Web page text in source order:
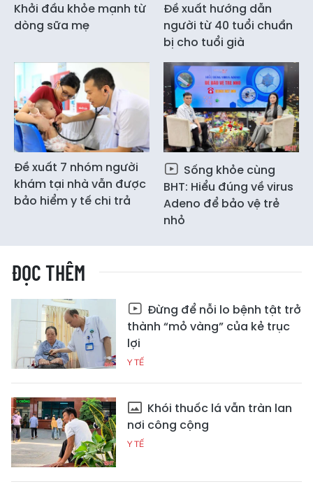
Khởi đầu khỏe mạnh từ
dòng sữa mẹ
Đề xuất hướng dẫn
người từ 40 tuổi chuẩn
bị cho tuổi già
Đề xuất 7 nhóm người
khám tại nhà vẫn được
bảo hiểm y tế chi trả
Sống khỏe cùng
BHT: Hiểu đúng về virus
Adeno để bảo vệ trẻ
nhỏ
ĐỌC THÊM
Đừng để nỗi lo bệnh tật trở
thành “mỏ vàng” của kẻ trục
lợi
Y TẾ
Khói thuốc lá vẫn tràn lan
nơi công cộng
Y TẾ